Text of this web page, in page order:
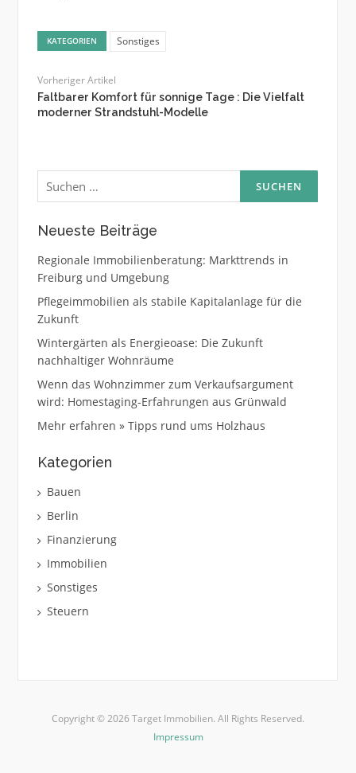
KATEGORIEN Sonstiges
Vorheriger Artikel
Faltbarer Komfort für sonnige Tage : Die Vielfalt
moderner Strandstuhl-Modelle
Suche
nach:
Neueste Beiträge
Regionale Immobilienberatung: Markttrends in
Freiburg und Umgebung
Pflegeimmobilien als stabile Kapitalanlage für die
Zukunft
Wintergärten als Energieoase: Die Zukunft
nachhaltiger Wohnräume
Wenn das Wohnzimmer zum Verkaufsargument
wird: Homestaging-Erfahrungen aus Grünwald
Mehr erfahren » Tipps rund ums Holzhaus
Kategorien
Bauen
Berlin
Finanzierung
Immobilien
Sonstiges
Steuern
Copyright © 2026 Target Immobilien. All Rights Reserved.
Impressum